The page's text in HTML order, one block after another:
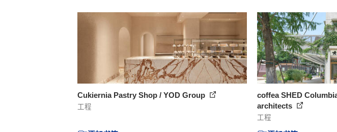
Сukiernia Pastry Shop / YOD Group
工程
coffea SHED
architects
工程